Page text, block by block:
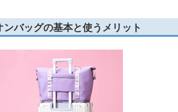
ンバッグの基本と使うメリット